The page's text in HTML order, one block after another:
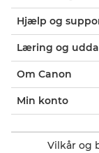
Hjælp og
Læring og
Om Canon
Min konto
Vilkår og